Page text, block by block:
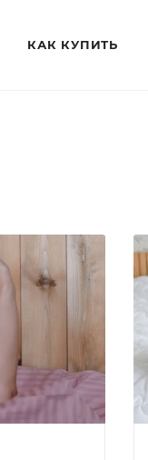
КАК КУПИТЬ